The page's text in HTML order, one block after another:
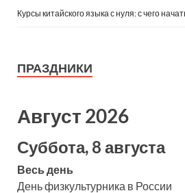
Курсы китайского языка с нуля: с чего
ПРАЗДНИКИ
Август 2026
Суббота, 8 августа
Весь день
День физкультурника в России